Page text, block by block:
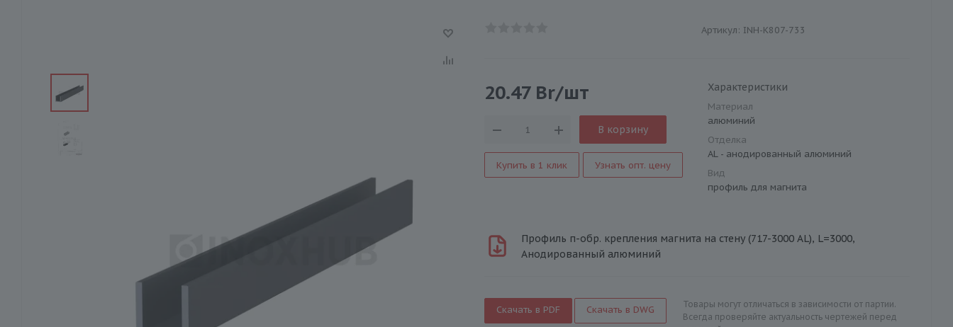
Артикул: INH-K807-733
20.47Br/шт
В корзину
Купить в 1 клик Узнать опт. цену
Характеристики
Материал
алюминий
Отделка
AL - анодированный алюминий
Вид
профиль для магнита
Профиль п-обр. крепления магнита на стену (717-3000 AL), L=3000,
Анодированный алюминий
Скачать в PDF Скачать в DWG
Товары могут отличаться в зависимости от партии.
Всегда проверяйте актуальность чертежей перед